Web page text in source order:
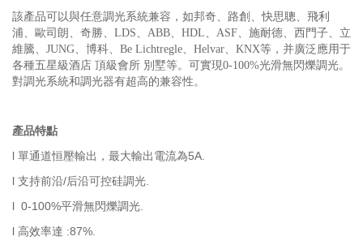
該產品可以與任意調光系統兼容，如邦奇、路創、快思聰、飛利
浦、歐司朗、奇勝、LDS、ABB、HDL、ASF、施耐德、西門子、立
維騰、JUNG、博科、Be Lichtregle、Helvar、KNX等，并廣泛應用于
各種五星級酒店 頂級會所 別墅等。可實現0-100%光滑無閃爍調光。
對調光系統和調光器有超高的兼容性。
產品特點
l 單通道恒壓輸出，最大輸出電流為5A.
l 支持前沿/后沿可控硅調光.
l 0-100%平滑無閃爍調光.
l 高效率達 :87%.